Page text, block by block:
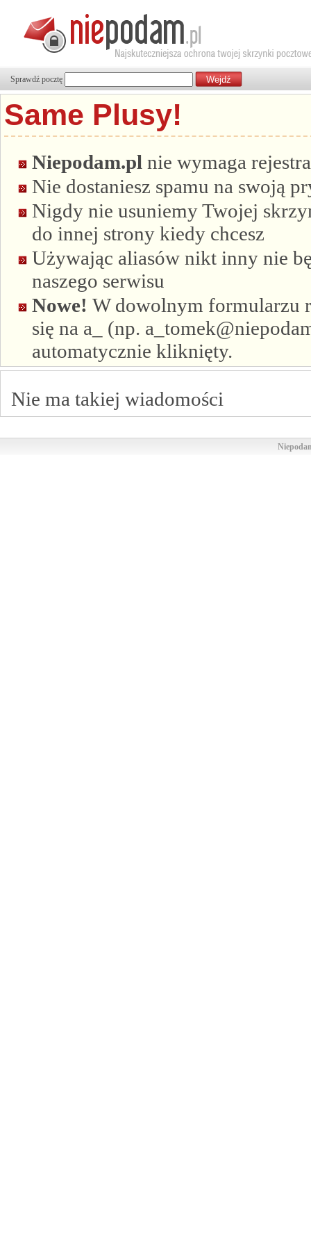
Sprawdź pocztę
Same Plusy!
Niepodam.pl nie wymaga
Nie dostaniesz spamu na swoją
Nigdy nie usuniemy Twojej
do innej strony kiedy chcesz
Używając aliasów nikt inny nie
naszego serwisu
Nowe! W dowolnym formularzu
się na a_ (np.
automatycznie kliknięty.
Nie ma takiej wiadomości